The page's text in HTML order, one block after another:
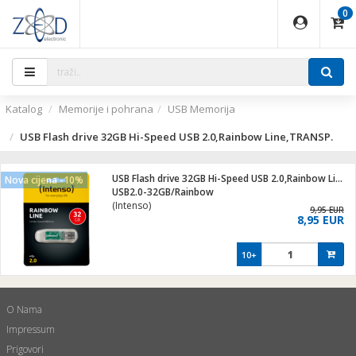
0
...
pribor
i pribor
/ G4
svjetla
- Analogija
- IP
IP kamere
IP
brave
Katalog Memorije i pohrana
USB Memorija
USB Flash drive 32GB Hi-Speed USB 2.0,Rainbow Line,TRANSP.
Nova cijena -10%
USB Flash drive 32GB Hi-Speed USB 2.0,Rainbow Line,TRANSP.
USB2.0-32GB/Rainbow
(Intenso)
9,95 EUR
8,95 EUR
10+
O Nama
Impressum
Prigovori